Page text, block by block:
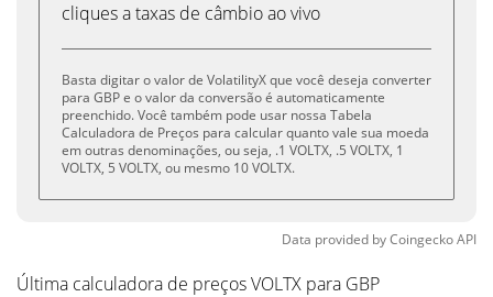
cliques a taxas de câmbio ao vivo
Basta digitar o valor de VolatilityX que você deseja converter
para GBP e o valor da conversão é automaticamente
preenchido. Você também pode usar nossa Tabela
Calculadora de Preços para calcular quanto vale sua moeda
em outras denominações, ou seja, .1 VOLTX, .5 VOLTX, 1
VOLTX, 5 VOLTX, ou mesmo 10 VOLTX.
Data provided byCoingeckoAPI
Última calculadora de preços VOLTX para GBP